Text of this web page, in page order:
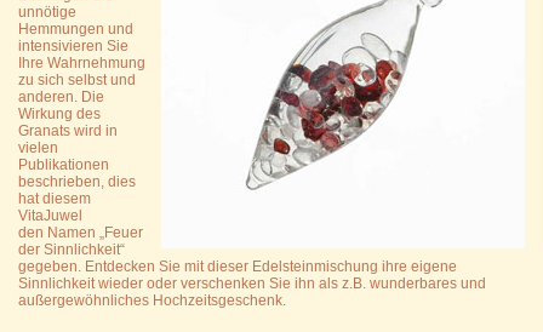
unnötige
Hemmungen und
intensivieren Sie
Ihre Wahrnehmung
zu sich selbst und
anderen. Die
Wirkung des
Granats wird in
vielen
Publikationen
beschrieben, dies
hat diesem
VitaJuwel
den Namen „Feuer
der Sinnlichkeit“
gegeben. Entdecken Sie mit dieser Edelsteinmischung ihre eigene
Sinnlichkeit wieder oder verschenken Sie ihn als z.B. wunderbares und
außergewöhnliches Hochzeitsgeschenk.